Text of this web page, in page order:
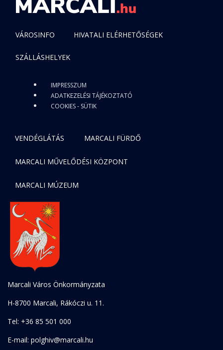
VÁROSINFO HIVATALI ELÉRHETŐSÉGEK
SZÁLLÁSHELYEK
IMPRESSZUM
ADATKEZELÉSI TÁJÉKOZTATÓ
COOKIES - SÜTIK
VENDÉGLÁTÁS MARCALI FÜRDŐ
MARCALI MŰVELŐDÉSI KÖZPONT
MARCALI MÚZEUM
Marcali Város Önkormányzata
H-8700 Marcali, Rákóczi u. 11.
Tel: +36 85 501 000
E-mail: polghiv@marcali.hu